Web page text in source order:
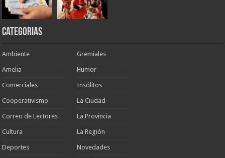
Categorias
Ambiente
Amelia
Comerciales
Cooperativismo
Correo de Lectores
Cultura
Deportes
Gremiales
Humor
Insólitos
La Ciudad
La Provincia
La Región
Novedades